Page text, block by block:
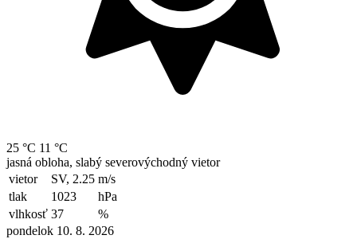
25 °C 11 °C
jasná obloha, slabý severovýchodný vietor
vietor
SV, 2.25 m/s
tlak
1023
hPa
vlhkosť 37
%
pondelok 10. 8. 2026